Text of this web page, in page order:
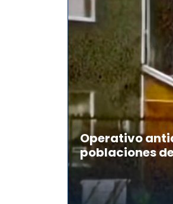
Operativo
poblaciones